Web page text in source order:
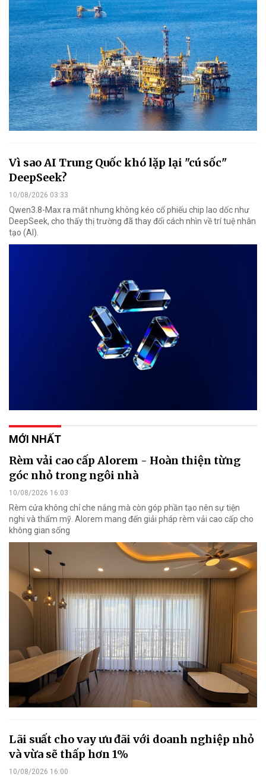
Vì sao AI Trung Quốc khó lặp lại "cú sốc"
DeepSeek?
10/08/2026 03:33
Qwen3.8-Max ra mắt nhưng không kéo cổ phiếu chip lao dốc như
DeepSeek, cho thấy thị trường đã thay đổi cách nhìn về trí tuệ nhân
tạo (AI).
MỚI NHẤT
Rèm vải cao cấp Alorem - Hoàn thiện từng
góc nhỏ trong ngôi nhà
10/08/2026 16:03
Rèm cửa không chỉ che nắng mà còn góp phần tạo nên sự tiện
nghi và thẩm mỹ. Alorem mang đến giải pháp rèm vải cao cấp cho
không gian sống
Lãi suất cho vay ưu đãi với doanh nghiệp nhỏ
và vừa sẽ thấp hơn 1%
10/08/2026 16:00